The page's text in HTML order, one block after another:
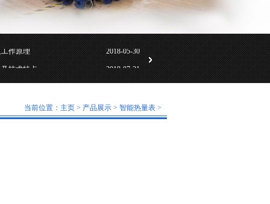
技术特点 2018-07-31
化标准化”研讨会成 2018-06-01
及技术特点 2018-07-31
作原理
当前位置： 主页 > 产品展示 > 智能热量表 >